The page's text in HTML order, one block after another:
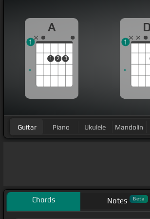
A
1 2 3
1
D
1
Guitar Piano Ukulele Mandolin
Chords Notes Beta